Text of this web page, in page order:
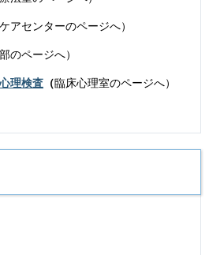
ケアセンターのページへ）
のページへ）
理検査 （臨床心理室のページへ）